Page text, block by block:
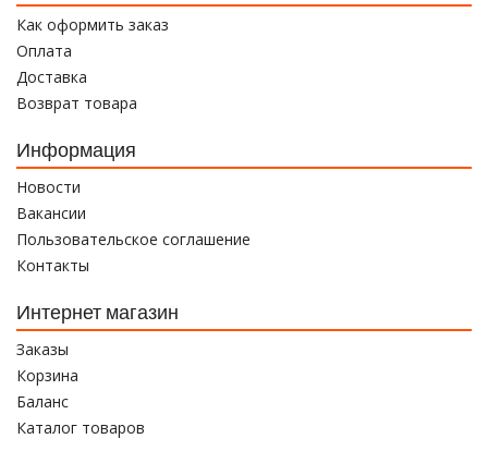
Как оформить заказ
Оплата
Доставка
Возврат товара
Информация
Новости
Вакансии
Пользовательское соглашение
Контакты
Интернет магазин
Заказы
Корзина
Баланс
Каталог товаров